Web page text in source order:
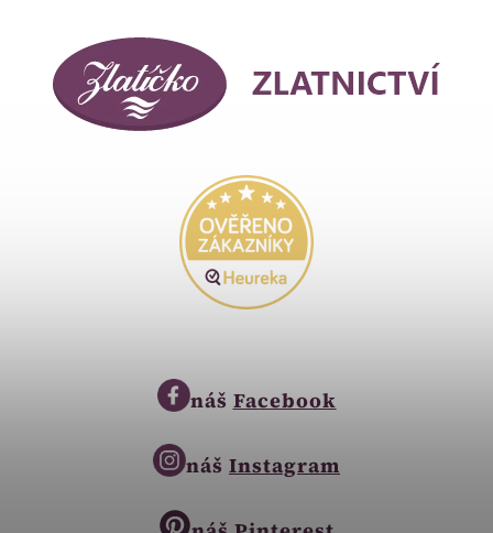
náš Facebook
náš Instagram